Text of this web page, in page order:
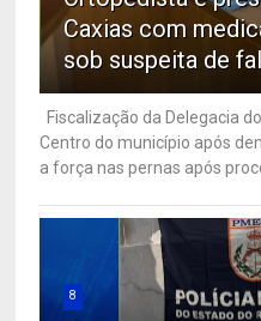
Caxias com
sob suspeita de
Fiscalização da Delegacia
Centro do município após
a força nas pernas após
8